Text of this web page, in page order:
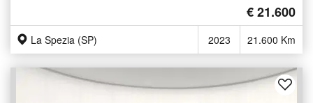
€ 21.600
La Spezia (SP) 2023 21.600 Km